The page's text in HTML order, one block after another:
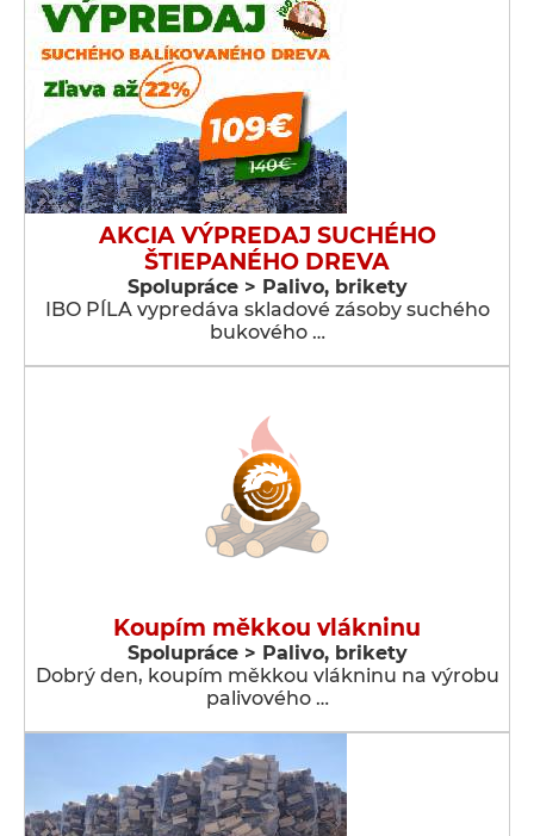
AKCIA VÝPREDAJ SUCHÉHO
ŠTIEPANÉHO DREVA
Spolupráce > Palivo, brikety
IBO PÍLA vypredáva skladové zásoby suchého
bukového …
Koupím měkkou vlákninu
Spolupráce > Palivo, brikety
Dobrý den, koupím měkkou vlákninu na výrobu
palivového …